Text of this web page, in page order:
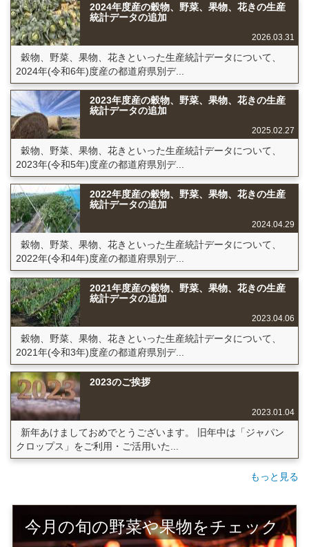
2024年度産の穀物、野菜、果物、花きの生産
統計データの追加
2026.03.31
穀物、野菜、果物、花きといった生産統計データについて、
2024年(令和6年)度産の都道府県別デ...
2023年度産の穀物、野菜、果物、花きの生産
統計データの追加
2025.02.27
穀物、野菜、果物、花きといった生産統計データについて、
2023年(令和5年)度産の都道府県別デ...
2022年度産の穀物、野菜、果物、花きの生産
統計データの追加
2024.04.29
穀物、野菜、果物、花きといった生産統計データについて、
2022年(令和4年)度産の都道府県別デ...
2021年度産の穀物、野菜、果物、花きの生産
統計データの追加
2023.04.06
穀物、野菜、果物、花きといった生産統計データについて、
2021年(令和3年)度産の都道府県別デ...
2023のご挨拶
2023.01.04
新年あけましておめでとうございます。 旧年中は「ジャパン
クロップス」をご利用・ご活用いた...
もっと見る
今月の旬の野菜や果物をチェック